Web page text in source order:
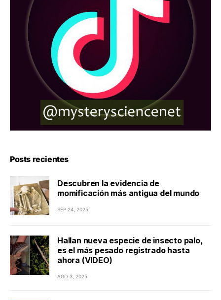
Posts recientes
Descubren la evidencia de
momificación más antigua del mundo
SEP 24, 2025
Hallan nueva especie de insecto palo,
es el más pesado registrado hasta
ahora (VIDEO)
AGO 3, 2025